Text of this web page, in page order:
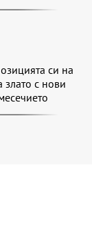
си на
злато с нови